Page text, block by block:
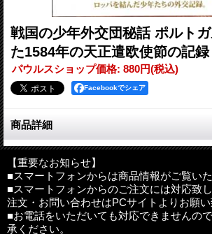
戦国の少年外交団秘話 ポルト
た1584年の天正遣欧使節の記録
パウルスショップ価格: 880円(税込)
Facebookでシェア
商品詳細
天正遣欧使節四少年の未公開記録がポルト
家に保管されていた。2013年発行のポルト
が翻訳して発行する。戦国時代、日本とヨ
たちの外交記録。
著者：ティアゴ・サルゲイロ
【重要なお知らせ】
■スマートフォンからは商品情報がご覧いた
■スマートフォンからのご注文には対応致
注文・お問い合わせはPCサイトよりお願い
■お電話をいただいても対応できませんの
承ください。